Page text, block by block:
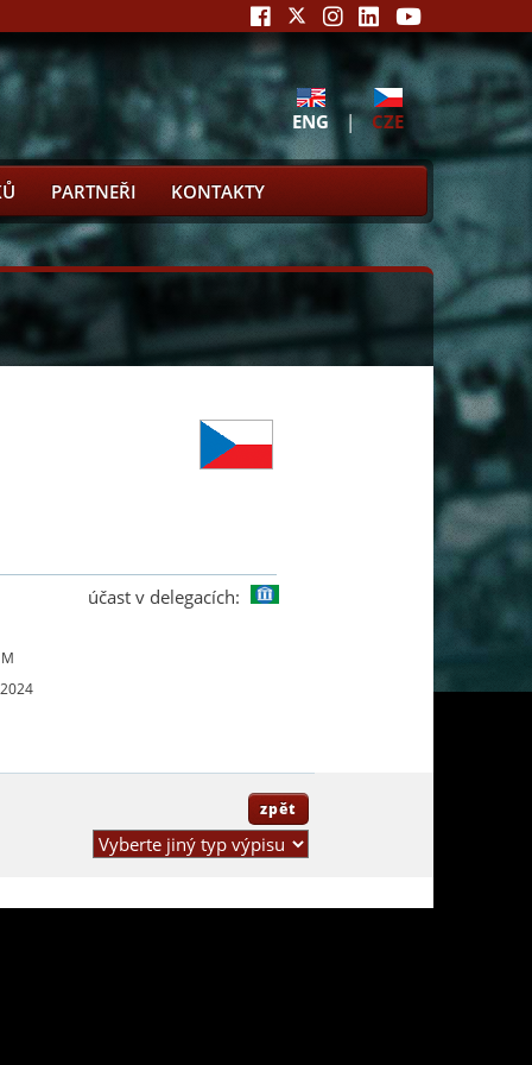
ENG | CZE
PARTNEŘI KONTAKTY
účast v delegacích:
zpět